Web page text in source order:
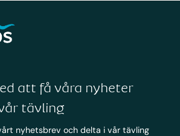
att få våra nyheter
tävling
nyhetsbrev och delta i vår tävling